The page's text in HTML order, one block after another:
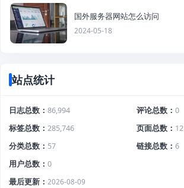
国外服务器网站怎么访问
2024-05-18
站点统计
日志总数 86,994 评论总数
0
标签总数
285,746 页面总数
12
分类总数
57 链接总数
6
用户总数
0
最后更新
2026-08-09